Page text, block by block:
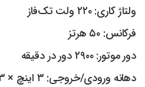
ولتاژ کاری: ۲۲۰ ولت تک‌فاز
فرکانس: ۵۰ هرتز
دور موتور: ۲۹۰۰ دور در دقیقه
دهانه ورودی/خروجی: ۳ اینچ × ۳ اینچ